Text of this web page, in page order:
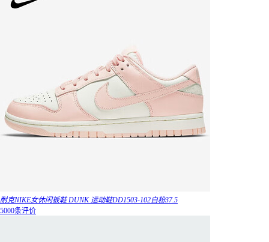
耐克NIKE女休闲板鞋 DUNK 运动鞋DD1503-102白粉37.5
5000条评价